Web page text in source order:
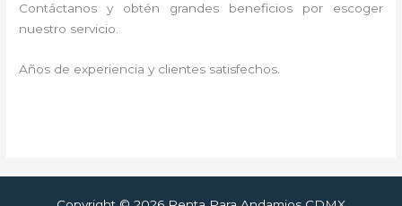
Contáctanos y obtén grandes beneficios por escoger
nuestro servicio.
Años de experiencia y clientes satisfechos.